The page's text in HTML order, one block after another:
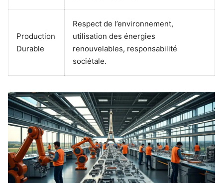
Production
Durable
Respect de l’environnement,
utilisation des énergies
renouvelables, responsabilité
sociétale.